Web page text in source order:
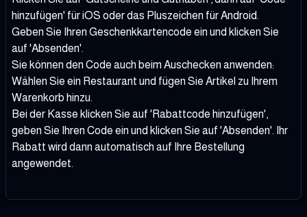
hinzufügen' für iOS oder das Pluszeichen für Android.
Geben Sie Ihren Geschenkkartencode ein und klicken Sie
auf 'Absenden'.
Sie können den Code auch beim Auschecken anwenden:
Wählen Sie ein Restaurant und fügen Sie Artikel zu Ihrem
Warenkorb hinzu.
Bei der Kasse klicken Sie auf 'Rabattcode hinzufügen',
geben Sie Ihren Code ein und klicken Sie auf 'Absenden'. Ihr
Rabatt wird dann automatisch auf Ihre Bestellung
angewendet.